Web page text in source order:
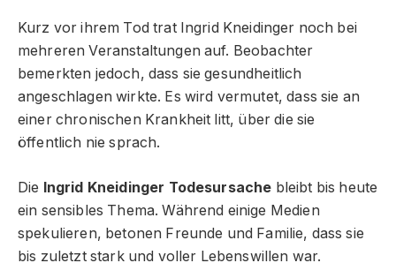
Kurz vor ihrem Tod trat Ingrid Kneidinger noch bei
mehreren Veranstaltungen auf. Beobachter
bemerkten jedoch, dass sie gesundheitlich
angeschlagen wirkte. Es wird vermutet, dass sie an
einer chronischen Krankheit litt, über die sie
öffentlich nie sprach.
Die Ingrid Kneidinger Todesursache bleibt bis heute
ein sensibles Thema. Während einige Medien
spekulieren, betonen Freunde und Familie, dass sie
bis zuletzt stark und voller Lebenswillen war.